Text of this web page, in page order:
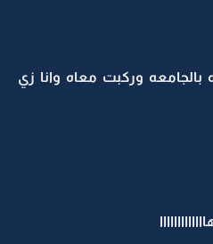
بالجامعه وركبت معاه وانا زي